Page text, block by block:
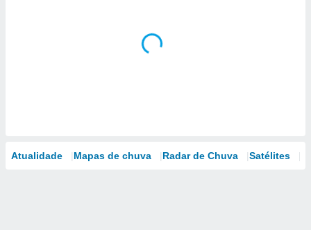
Atualidade Mapas de chuva Radar de Chuva Satélites